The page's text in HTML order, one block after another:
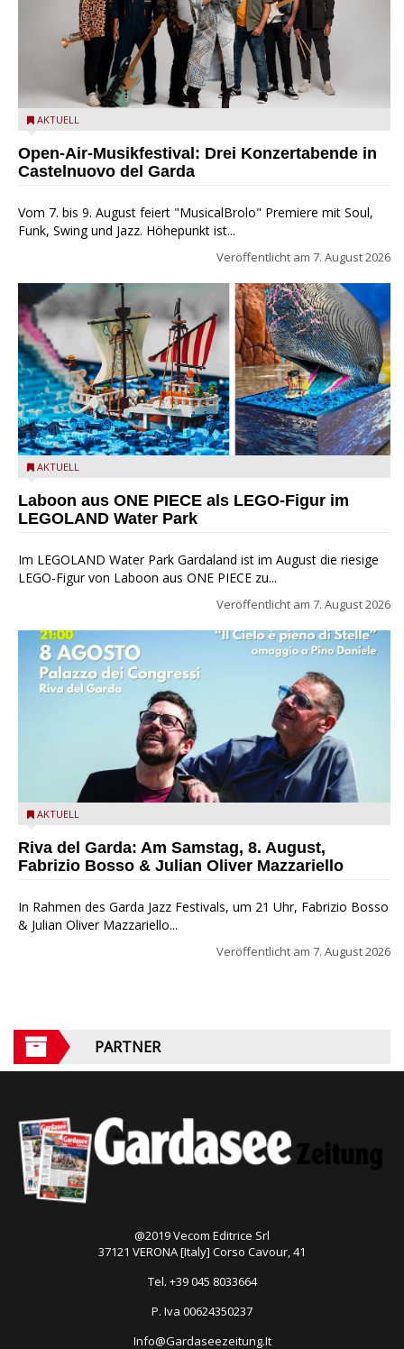
Castelnuovo del Garda: Die "Dirotta su Cuba" zu Gast beim
AKTUELL
Open-Air-Musikfestival: Drei Konzertabende in
Castelnuovo del Garda
Vom 7. bis 9. August feiert "MusicalBrolo" Premiere mit Soul,
Funk, Swing und Jazz. Höhepunkt ist...
Veröffentlicht am 7. August 2026
Laboon aus ONE PIECE als LEGO-Figur im LEGOLAND Water
AKTUELL
Laboon aus ONE PIECE als LEGO-Figur im
LEGOLAND Water Park
Im LEGOLAND Water Park Gardaland ist im August die riesige
LEGO-Figur von Laboon aus ONE PIECE zu...
Veröffentlicht am 7. August 2026
Fabrizio Bosso & Julian Oliver Mazzariello zu Gast beim Garda
AKTUELL
Riva del Garda: Am Samstag, 8. August,
Fabrizio Bosso & Julian Oliver Mazzariello
In Rahmen des Garda Jazz Festivals, um 21 Uhr, Fabrizio Bosso
& Julian Oliver Mazzariello...
Veröffentlicht am 7. August 2026
PARTNER
@2019 Vecom Editrice Srl
37121 VERONA [Italy] Corso Cavour, 41
Tel. +39 045 8033664
P. Iva 00624350237
Info@Gardaseezeitung.It